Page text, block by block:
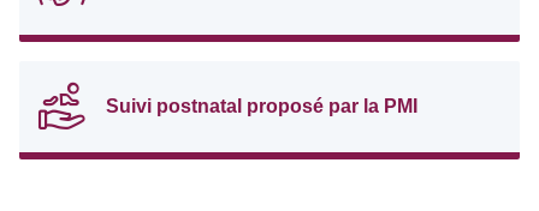
Suivi postnatal proposé par la PMI